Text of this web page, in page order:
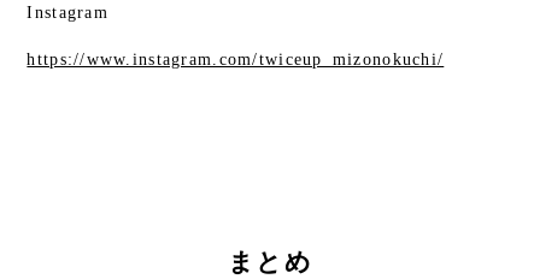
Instagram
https://www.instagram.com/twiceup_mizonokuchi/
まとめ